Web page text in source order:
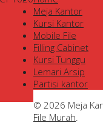
Meja Kantor
Kursi Kantor
Mobile File
Filling Cabinet
Kursi Tunggu
Lemari Arsip
Partisi kantor
© 2026 Meja
File Murah.